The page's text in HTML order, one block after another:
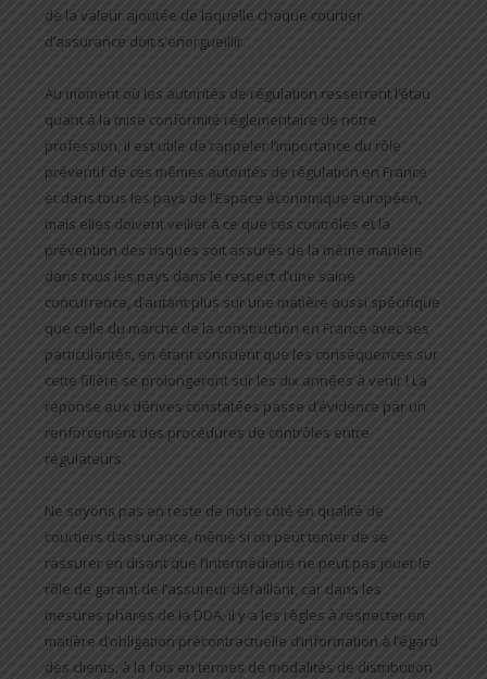
de la valeur ajoutée de laquelle chaque courtier
d’assurance doit s’enorgueillir.
Au moment où les autorités de régulation resserrent l’étau
quant à la mise conformité réglementaire de notre
profession, il est utile de rappeler l’importance du rôle
préventif de ces mêmes autorités de régulation en France
et dans tous les pays de l’Espace économique européen,
mais elles doivent veiller à ce que ces contrôles et la
prévention des risques soit assurés de la même manière
dans tous les pays dans le respect d’une saine
concurrence, d’autant plus sur une matière aussi spécifique
que celle du marché de la construction en France avec ses
particularités, en étant conscient que les conséquences sur
cette filière se prolongeront sur les dix années à venir ! La
réponse aux dérives constatées passe d’évidence par un
renforcement des procédures de contrôles entre
régulateurs.
Ne soyons pas en reste de notre côté en qualité de
courtiers d’assurance, même si on peut tenter de se
rassurer en disant que l’intermédiaire ne peut pas jouer le
rôle de garant de l’assureur défaillant, car dans les
mesures phares de la DDA, il y a les règles à respecter en
matière d’obligation précontractuelle d’information à l’égard
des clients, à la fois en termes de modalités de distribution